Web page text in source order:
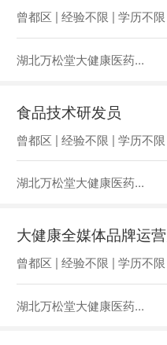
曾都区 | 经验不限 | 学历不限
湖北万松堂大健康医药...
食品技术研发员
曾都区 | 经验不限 | 学历不限
湖北万松堂大健康医药...
大健康全媒体品牌运
曾都区 | 经验不限 | 学历不限
湖北万松堂大健康医药...